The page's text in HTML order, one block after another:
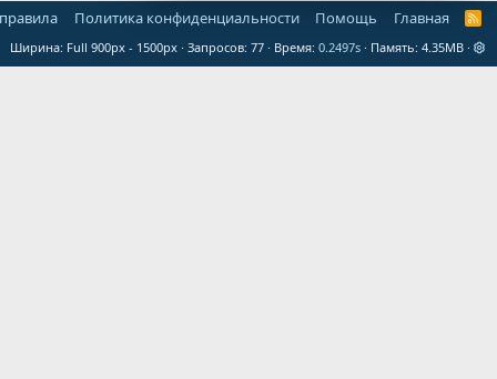
Политика конфиденциальности Помощь Главная
R
S
Ширина Запросов 77 Время 0.2497s Память 4.35MB